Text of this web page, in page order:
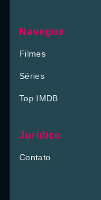
Navegue
Filmes
Séries
Top IMDB
Jurídico
Contato